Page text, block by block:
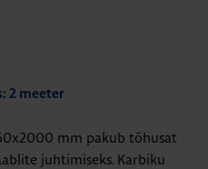
2 meeter
mm pakub tõhusat
juhtimiseks. Karbiku